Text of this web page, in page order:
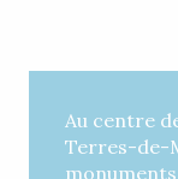
Au centre
Terres-de-